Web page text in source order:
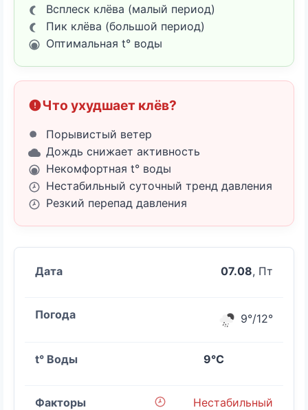
Всплеск клёва (малый период)
Пик клёва (большой период)
Оптимальная t° воды
Что ухудшает клёв?
Порывистый ветер
Дождь снижает активность
Некомфортная t° воды
Нестабильный суточный тренд давления
Резкий перепад давления
07.08, Пт
9°/12°
9°C
Нестабильный